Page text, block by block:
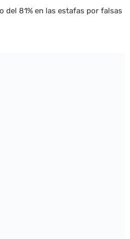
del 81% en las estafas por falsas